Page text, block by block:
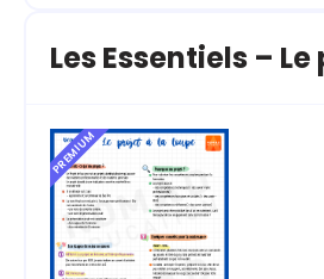
Les Essentiels –
PREMIUM